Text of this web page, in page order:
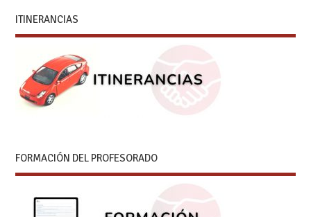
ITINERANCIAS
FORMACIÓN DEL PROFESORADO